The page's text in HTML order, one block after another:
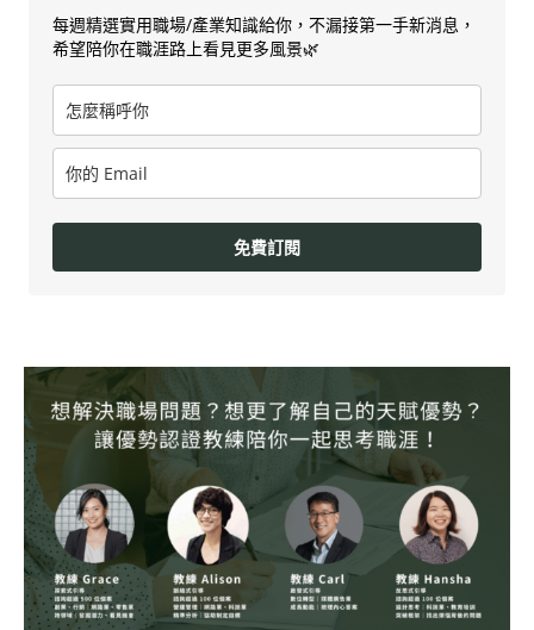
每週精選實用職場/產業知識給你，不漏接第一手新消息，
希望陪你在職涯路上看見更多風景🌿
免費訂閱